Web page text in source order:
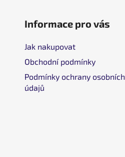
Informace pro vás
Jak nakupovat
Obchodní podmínky
Podmínky ochrany osobních
údajů